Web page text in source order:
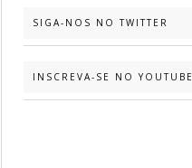
SIGA-NOS NO TWITTER
INSCREVA-SE NO YOUTUBE